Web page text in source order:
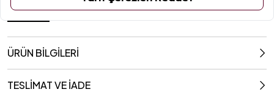
2000 Ml
ÜRÜN BİLGİLERİ
TESLİMAT VE İADE